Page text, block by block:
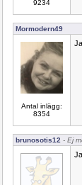
9234
Mormodern49
Antal inlägg:
8354
brunosotis12 - Ej